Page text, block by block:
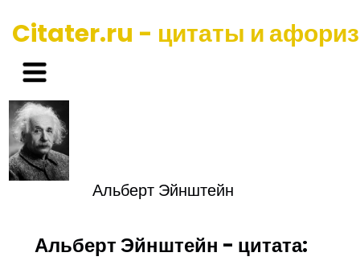
Citater.ru - цитаты и
Альберт Эйнштейн
Альберт Эйнштейн - цитата: